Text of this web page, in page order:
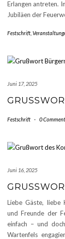
Erlangen antreten.
Jubiläen der
Festschrift
Juni 17, 2025
Festschrift - 0
Juni 16, 2025
Liebe Gäste, liebe
und Freunde der
einfach – und
Wartenfels